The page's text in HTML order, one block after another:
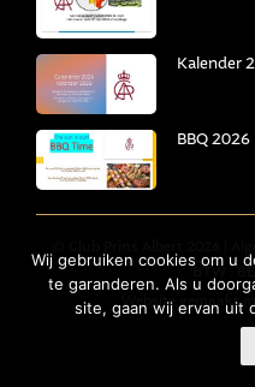
Kalender
BBQ 2026
BTW :
Website gemaakt
Wij gebruiken cookies om u
te garanderen. Als u
site, gaan wij ervan uit